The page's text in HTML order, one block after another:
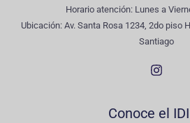
Horario atención: Lunes a
Ubicación: Av. Santa Rosa 1234, 2do piso
Santiago
Conoce el